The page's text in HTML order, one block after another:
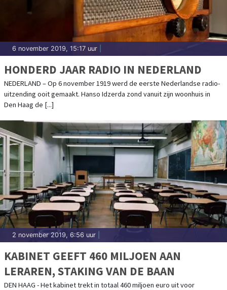
6 november 2019, 15:17 uur
HONDERD JAAR RADIO IN NEDERLAND
NEDERLAND – Op 6 november 1919 werd de eerste Nederlandse radio-
uitzending ooit gemaakt. Hanso Idzerda zond vanuit zijn woonhuis in
Den Haag de [...]
2 november 2019, 6:56 uur
KABINET GEEFT 460 MILJOEN AAN
LERAREN, STAKING VAN DE BAAN
DEN HAAG - Het kabinet trekt in totaal 460 miljoen euro uit voor